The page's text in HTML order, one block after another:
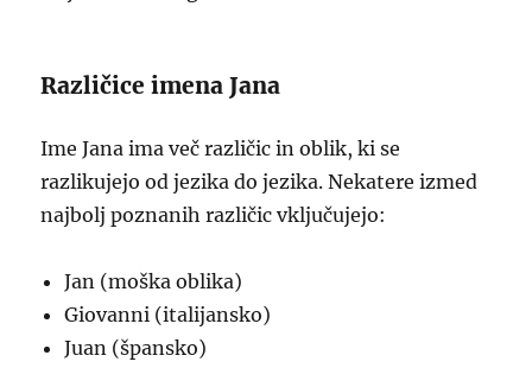
Različice imena Jana
Ime Jana ima več različic in oblik, ki se
razlikujejo od jezika do jezika. Nekatere izmed
najbolj poznanih različic vključujejo:
Jan (moška oblika)
Giovanni (italijansko)
Juan (špansko)